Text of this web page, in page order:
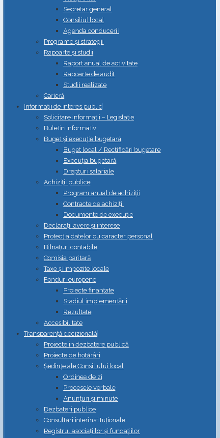
Secretar general
Consiliul local
Agenda conducerii
Programe și strategii
Rapoarte și studii
Raport anual de activitate
Rapoarte de audit
Studii realizate
Carieră
Informații de interes public
Solicitare informații – Legislație
Buletin informativ
Buget și execuție bugetară
Buget local / Rectificări bugetare
Execuția bugetară
Drepturi salariale
Achiziții publice
Program anual de achiziții
Contracte de achiziții
Documente de execuție
Declarații avere și interese
Protecția datelor cu caracter personal
Bilnațuri contabile
Comisia paritară
Taxe și impozite locale
Fonduri europene
Proiecte finanțate
Stadiul implementării
Rezultate
Accesibilitate
Transparență decizională
Proiecte în dezbatere publică
Proiecte de hotărâri
Ședințe ale Consiliului local
Ordinea de zi
Procesele verbale
Anunțuri și minute
Dezbateri publice
Consultări interinstituționale
Registrul asociațiilor și fundațiilor